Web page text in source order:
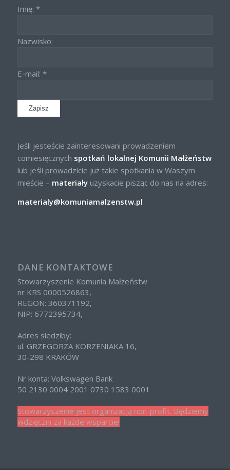
Imię: *
Nazwisko:
E-mail: *
Jeśli jesteście zainteresowani prowadzeniem
comiesięcznych spotkań lokalnej Komunii Małżeństw
lub jeśli prowadzicie już takie spotkania w Waszym
mieście – materiałyuzyskacie pisząc do nas na adres:
materialy@komuniamalzenstw.pl
DANE KONTAKTOWE
Stowarzyszenie Komunia Małżeństw
nr KRS 0000526863,
REGON: 360371192,
NIP: 6772395734,
Adres siedziby:
ul. GRZEGORZA KORZENIAKA 16,
30-298 KRAKÓW
Nr konta: Volkswagen Bank
50 2130 0004 2001 0730 1583 0001
Stowarzyszenie jest organizacją non-profit. Będziemy
wdzięczni za każde wsparcie!